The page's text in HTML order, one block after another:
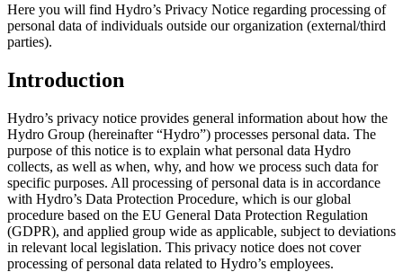
Here you will find Hydro’s Privacy Notice regarding processing of
personal data of individuals outside our organization (external/third
parties).
Introduction
Hydro’s privacy notice provides general information about how the
Hydro Group (hereinafter “Hydro”) processes personal data. The
purpose of this notice is to explain what personal data Hydro
collects, as well as when, why, and how we process such data for
specific purposes. All processing of personal data is in accordance
with Hydro’s Data Protection Procedure, which is our global
procedure based on the EU General Data Protection Regulation
(GDPR), and applied group wide as applicable, subject to deviations
in relevant local legislation. This privacy notice does not cover
processing of personal data related to Hydro’s employees.